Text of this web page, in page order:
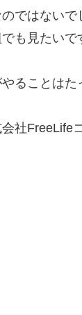
ではない
も見たいで
ることは
社FreeLife